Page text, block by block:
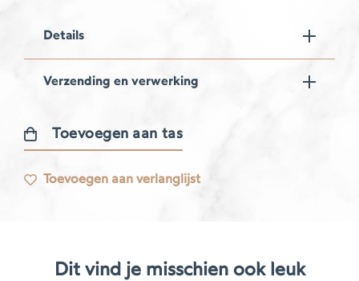
Details
Verzending en verwerking
Libellule
Bracelet
aantal
Toevoegen aan tas
Toevoegen aan verlanglijst
Dit vind je misschien ook leuk